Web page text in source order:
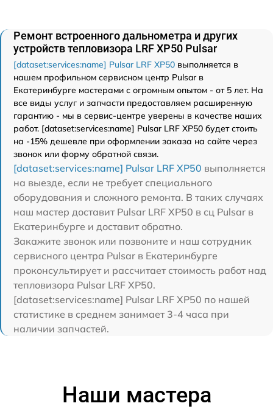
Ремонт встроенного дальнометра и других
устройств тепловизора LRF XP50 Pulsar
[dataset:services:name] Pulsar LRF XP50 выполняется в
нашем профильном сервисном центр Pulsar в
Екатеринбурге мастерами с огромным опытом - от 5 лет. На
все виды услуг и запчасти предоставляем расширенную
гарантию - мы в сервис-центре уверены в качестве наших
работ. [dataset:services:name] Pulsar LRF XP50 будет стоить
на -15% дешевле при оформлении заказа на сайте через
звонок или форму обратной связи.
[dataset:services:name] Pulsar LRF XP50 выполняется
на выезде, если не требует специального
оборудования и сложного ремонта. В таких случаях
наш мастер доставит Pulsar LRF XP50 в сц Pulsar в
Екатеринбурге и доставит обратно.
Закажите звонок или позвоните и наш сотрудник
сервисного центра Pulsar в Екатеринбурге
проконсультирует и рассчитает стоимость работ над
тепловизора Pulsar LRF XP50.
[dataset:services:name] Pulsar LRF XP50 по нашей
статистике в среднем занимает 3-4 часа при
наличии запчастей.
Наши мастера